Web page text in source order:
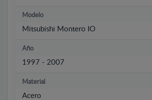
Modelo
Mitsubishi Montero IO
Año
1997 - 2007
Material
Acero